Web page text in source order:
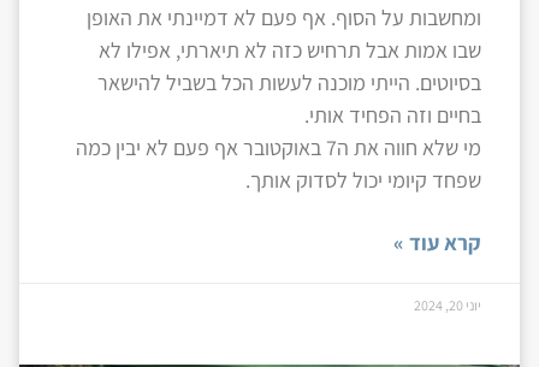
ומחשבות על הסוף. אף פעם לא דמיינתי את האופן
שבו אמות אבל תרחיש כזה לא תיארתי, אפילו לא
בסיוטים. הייתי מוכנה לעשות הכל בשביל להישאר
בחיים וזה הפחיד אותי.
מי שלא חווה את ה7 באוקטובר אף פעם לא יבין כמה
שפחד קיומי יכול לסדוק אותך.
קרא עוד »
יוני 20, 2024